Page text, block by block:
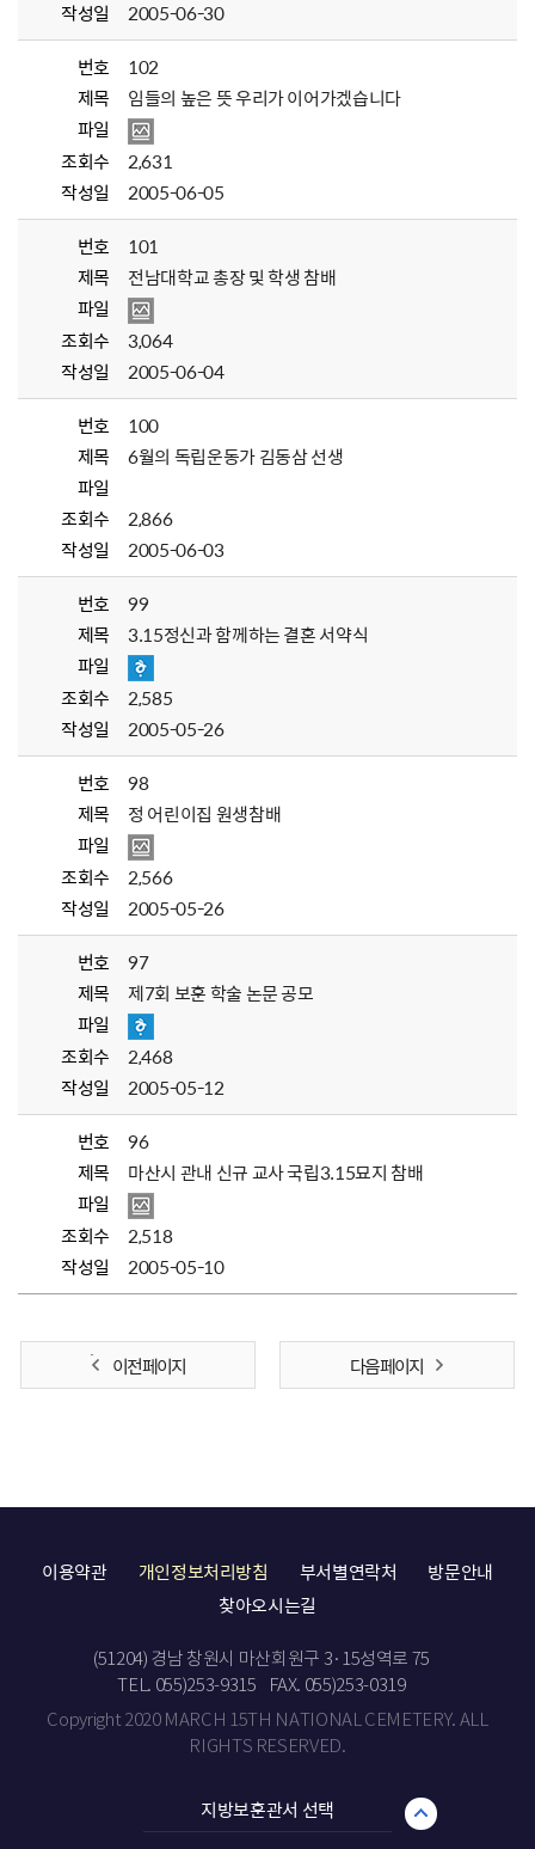
작성일
2005-06-30
번호
102
제목
임들의 높은 뜻 우리가 이어가겠습니다
파일
조회수
2,631
작성일
2005-06-05
번호
101
제목
전남대학교 총장 및 학생 참배
파일
조회수
3,064
작성일
2005-06-04
번호
100
제목
6월의 독립운동가 김동삼 선생
파일
조회수
2,866
작성일
2005-06-03
번호
99
제목
3.15정신과 함께하는 결혼 서약식
파일
조회수
2,585
작성일
2005-05-26
번호
98
제목
정 어린이집 원생참배
파일
조회수
2,566
작성일
2005-05-26
번호
97
제목
제7회 보훈 학술 논문 공모
파일
조회수
2,468
작성일
2005-05-12
번호
96
제목
마산시 관내 신규 교사 국립3.15묘지 참배
파일
조회수
2,518
작성일
2005-05-10
이전 페이지 다음 페이지
이용약관 개인정보처리방침 부서별연락처
방문안내
찾아오시는길
(51204) 경남 창원시 마산회원구 3·15성역로 75
TEL. 055)253-9315
FAX. 055)253-0319
Copyright 2020 MARCH 15TH NATIONAL CEMETERY. ALL
RIGHTS RESERVED.
지방보훈관서 선택